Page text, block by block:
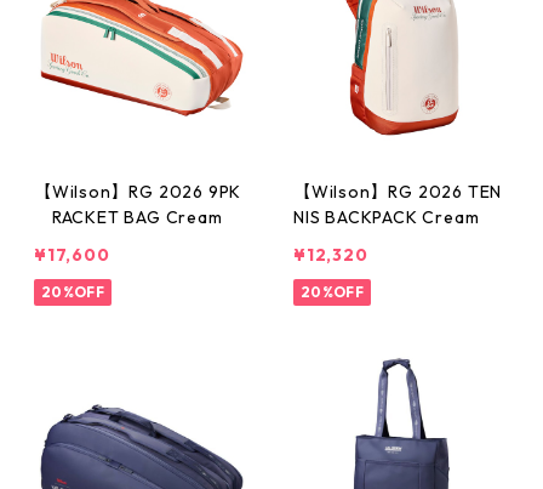
【Wilson】RG 2026 9PK
RACKET BAG Cream
¥17,600
20%OFF
【Wilson】RG 2026 TEN
NIS BACKPACK Cream
¥12,320
20%OFF